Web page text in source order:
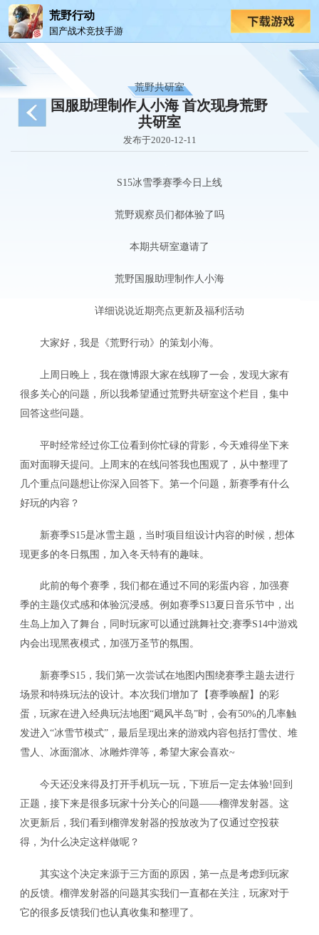
荒野行动
国产战术竞技手游
荒野共研室
国服助理制作人小海 首次现身荒野
共研室
发布于2020-12-11
S15冰雪季赛季今日上线
荒野观察员们都体验了吗
本期共研室邀请了
荒野国服助理制作人小海
详细说说近期亮点更新及福利活动
大家好，我是《荒野行动》的策划小海。
上周日晚上，我在微博跟大家在线聊了一会，发现大家有
很多关心的问题，所以我希望通过荒野共研室这个栏目，集中
回答这些问题。
平时经常经过你工位看到你忙碌的背影，今天难得坐下来
面对面聊天提问。上周末的在线问答我也围观了，从中整理了
几个重点问题想让你深入回答下。第一个问题，新赛季有什么
好玩的内容？
新赛季S15是冰雪主题，当时项目组设计内容的时候，想体
现更多的冬日氛围，加入冬天特有的趣味。
此前的每个赛季，我们都在通过不同的彩蛋内容，加强赛
季的主题仪式感和体验沉浸感。例如赛季S13夏日音乐节中，出
生岛上加入了舞台，同时玩家可以通过跳舞社交;赛季S14中游戏
内会出现黑夜模式，加强万圣节的氛围。
新赛季S15，我们第一次尝试在地图内围绕赛季主题去进行
场景和特殊玩法的设计。本次我们增加了【赛季唤醒】的彩
蛋，玩家在进入经典玩法地图“飓风半岛”时，会有50%的几率触
发进入“冰雪节模式”，最后呈现出来的游戏内容包括打雪仗、堆
雪人、冰面溜冰、冰雕炸弹等，希望大家会喜欢~
今天还没来得及打开手机玩一玩，下班后一定去体验!回到
正题，接下来是很多玩家十分关心的问题——榴弹发射器。这
次更新后，我们看到榴弹发射器的投放改为了仅通过空投获
得，为什么决定这样做呢？
其实这个决定来源于三方面的原因，第一点是考虑到玩家
的反馈。榴弹发射器的问题其实我们一直都在关注，玩家对于
它的很多反馈我们也认真收集和整理了。